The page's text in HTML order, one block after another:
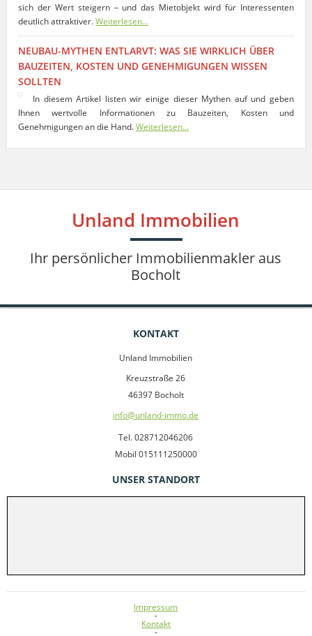
sich der Wert steigern – und das Mietobjekt wird für Interessenten
deutlich attraktiver.Weiterlesen...
NEUBAU-MYTHEN ENTLARVT: WAS SIE WIRKLICH ÜBER
BAUZEITEN, KOSTEN UND GENEHMIGUNGEN WISSEN
SOLLTEN
In diesem Artikel listen wir einige dieser Mythen auf und geben
Ihnen wertvolle Informationen zu Bauzeiten, Kosten und
Genehmigungen an die Hand.Weiterlesen...
Unland Immobilien
Ihr persönlicher Immobilienmakler aus
Bocholt
KONTAKT
Unland Immobilien
Kreuzstraße 26
46397 Bocholt
info@unland-immo.de
Tel. 028712046206
Mobil 015111250000
UNSER STANDORT
Impressum
-
Kontakt
-